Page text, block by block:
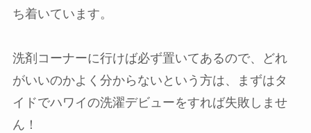
ち着いています。
洗剤コーナーに行けば必ず置いてあるので、どれ
がいいのかよく分からないという方は、まずはタ
イドでハワイの洗濯デビューをすれば失敗しませ
ん！